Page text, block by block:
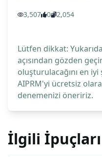
3,507 0 2,054
Lütfen dikkat:
açısından gözden
oluşturulacağını en
AIPRM'yi ücretsiz
denemenizi öneririz.
İlgili İpuçları